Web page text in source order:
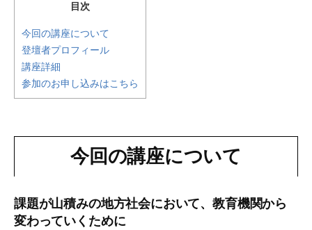
目次
今回の講座について
登壇者プロフィール
講座詳細
参加のお申し込みはこちら
今回の講座について
課題が山積みの地方社会において、教育機関から
変わっていくために